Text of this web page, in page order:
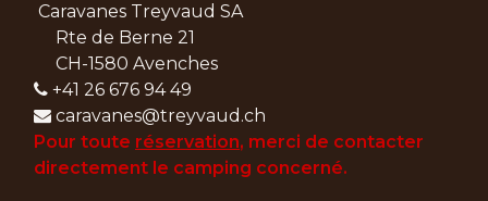
Caravanes Treyvaud SA
Rte de Berne 21
CH-1580 Avenches
+41 26 676 94 49
caravanes@treyvaud.ch
Pour toute réservation, merci de contacter
directement le camping concerné.